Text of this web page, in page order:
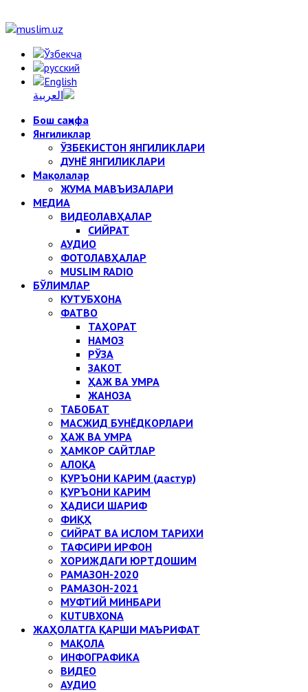
Бош саҳифа
Янгиликлар
ЎЗБЕКИСТОН ЯНГИЛИКЛАРИ
ДУНЁ ЯНГИЛИКЛАРИ
Мақолалар
ЖУМА МАВЪИЗАЛАРИ
МЕДИА
ВИДЕОЛАВҲАЛАР
СИЙРАТ
АУДИО
ФОТОЛАВҲАЛАР
MUSLIM RADIO
БЎЛИМЛАР
КУТУБХОНА
ФАТВО
ТАҲОРАТ
НАМОЗ
РЎЗА
ЗАКОТ
ҲАЖ ВА УМРА
ЖАНОЗА
ТАБОБАТ
МАСЖИД БУНЁДКОРЛАРИ
ҲАЖ ВА УМРА
ҲАМКОР САЙТЛАР
АЛОҚА
ҚУРЪОНИ КАРИМ (дастур)
ҚУРЪОНИ КАРИМ
ҲАДИСИ ШАРИФ
ФИҚҲ
СИЙРАТ ВА ИСЛОМ ТАРИХИ
ТАФСИРИ ИРФОН
ХОРИЖДАГИ ЮРТДОШИМ
РАМАЗОН-2020
РАМАЗОН-2021
МУФТИЙ МИНБАРИ
KUTUBXONA
ЖАҲОЛАТГА ҚАРШИ МАЪРИФАТ
МАҚОЛА
ИНФОГРАФИКА
ВИДЕО
АУДИО